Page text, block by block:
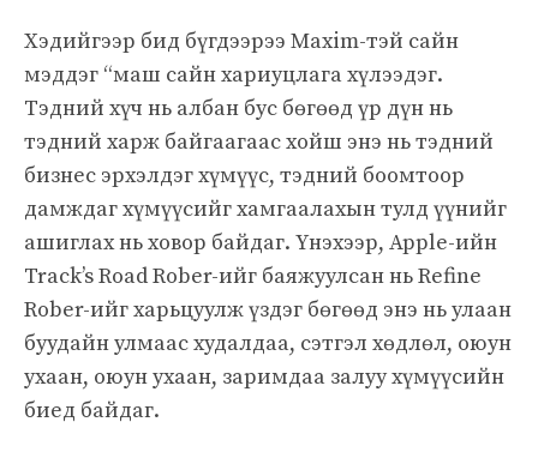
Хэдийгээр бид бүгдээрээ Maxim-тэй сайн
мэддэг “маш сайн хариуцлага хүлээдэг.
Тэдний хүч нь албан бус бөгөөд үр дүн нь
тэдний харж байгаагаас хойш энэ нь тэдний
бизнес эрхэлдэг хүмүүс, тэдний боомтоор
дамждаг хүмүүсийг хамгаалахын тулд үүнийг
ашиглах нь ховор байдаг. Үнэхээр, Apple-ийн
Track’s Road Rober-ийг баяжуулсан нь Refine
Rober-ийг харьцуулж үздэг бөгөөд энэ нь улаан
буудайн улмаас худалдаа, сэтгэл хөдлөл, оюун
ухаан, оюун ухаан, заримдаа залуу хүмүүсийн
биед байдаг.